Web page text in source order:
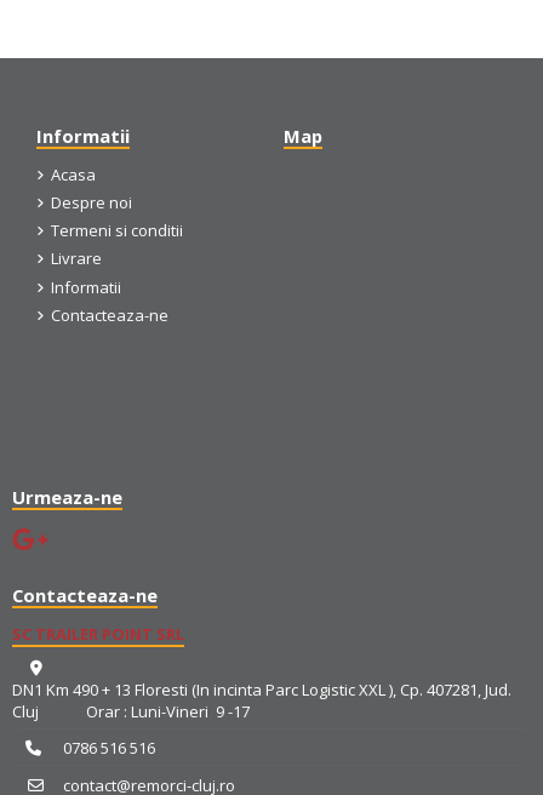
Informatii
Acasa
Despre noi
Termeni si conditii
Livrare
Informatii
Contacteaza-ne
Map
Urmeaza-ne
Contacteaza-ne
SC TRAILER POINT SRL
DN1 Km 490 + 13 Floresti (In incinta Parc Logistic XXL ), Cp. 407281, Jud.
Cluj Orar : Luni-Vineri 9 -17
0786 516 516
contact@remorci-cluj.ro